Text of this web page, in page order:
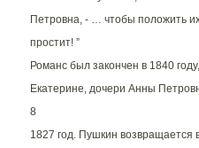
Петровна, - … чтобы положить
простит! ”
Романс был закончен в 1840
Екатерине, дочери Анны
8
1827 год. Пушкин возвращается